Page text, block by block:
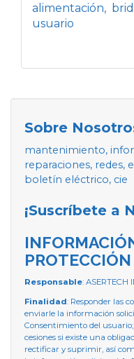
alimentación,
usuario
Sobre
mantenimiento,
reparaciones, redes,
boletín eléctrico, cie
¡Suscríbete a
Responsable: ASERTECH
Finalidad: Responder las
enviarle la información
Consentimiento del usuario;
cesiones si existe una
rectificar y suprimir, así